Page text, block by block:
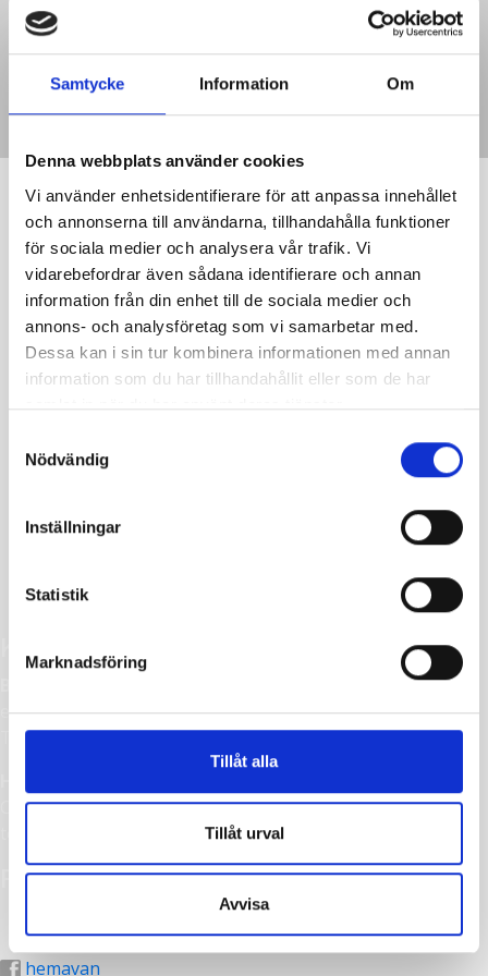
Samtycke Information Om
Denna webbplats använder cookies
Vi använder enhetsidentifierare för att anpassa innehållet
och annonserna till användarna, tillhandahålla funktioner
för sociala medier och analysera vår trafik. Vi
vidarebefordrar även sådana identifierare och annan
information från din enhet till de sociala medier och
annons- och analysföretag som vi samarbetar med.
Dessa kan i sin tur kombinera informationen med annan
information som du har tillhandahållit eller som de har
samlat in när du har använt deras tjänster.
Nödvändig
Inställningar
Statistik
Marknadsföring
Tillåt alla
Tillåt urval
Avvisa
e-post:bokning@hemavan.nu
Tel:+46(0)954-301 50
Centrumvägen 1, 925 93 Hemavan
Följ oss
hemavan